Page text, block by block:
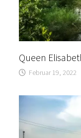
Queen
Februar 19, 2022